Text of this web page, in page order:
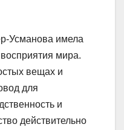
Усманова имела
мира.
вещах и
для
и
действительно